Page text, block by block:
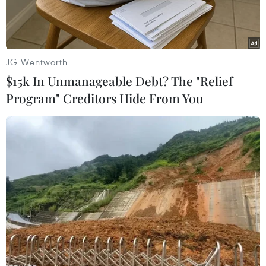
Play
Video
Hỏi:
Theo dự kiến, từ 0h ngày 1/10, thành phố
Hồ Chí Minh sẽ từng bước nới lỏng giãn cách xã
hội. Vậy, những dịch vụ nào sẽ được mở cửa trở
lại?
Trả lời:Với hoạt động, sản xuất, kinh doanh:
TP.HCM cho phép tổ chức hoạt động tập trung
ngoài trời, trong nhà, tập trung tối đa 10 người.
Trường hợp 100% người tham gia đã được tiêm
JG Wentworth
$15k In Unmanageable Debt? The "Relief
Program" Creditors Hide From You